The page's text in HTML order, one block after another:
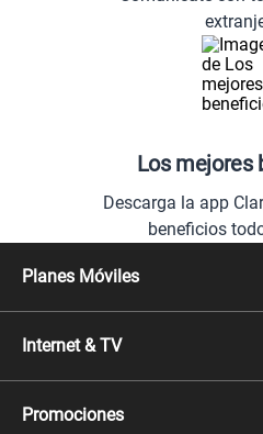
Los mejores
Descarga la app
beneficios
Planes Móviles
Línea Nueva
Línea Adicional
Migración
Internet & TV
Internet + TV
Mejora tu plan
Promociones